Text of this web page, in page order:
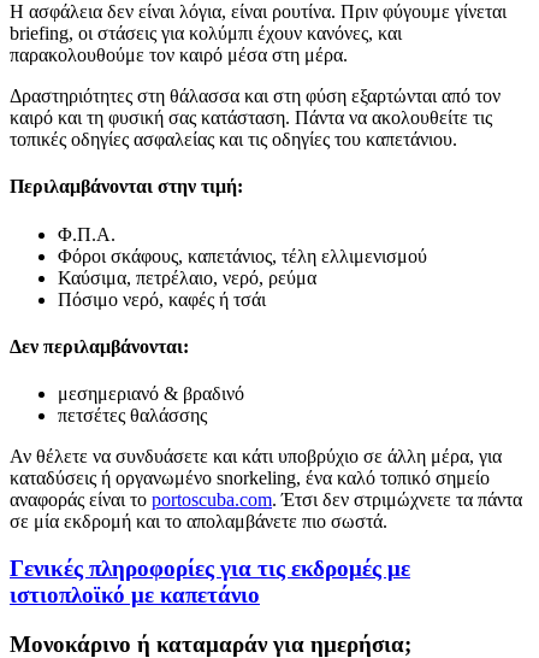
Η ασφάλεια δεν είναι λόγια, είναι ρουτίνα. Πριν φύγουμε γίνεται
briefing, οι στάσεις για κολύμπι έχουν κανόνες, και
παρακολουθούμε τον καιρό μέσα στη μέρα.
Δραστηριότητες στη θάλασσα και στη φύση εξαρτώνται από τον
καιρό και τη φυσική σας κατάσταση. Πάντα να ακολουθείτε τις
τοπικές οδηγίες ασφαλείας και τις οδηγίες του καπετάνιου.
Περιλαμβάνονται στην τιμή:
Φ.Π.Α.
Φόροι σκάφους, καπετάνιος, τέλη ελλιμενισμού
Καύσιμα, πετρέλαιο, νερό, ρεύμα
Πόσιμο νερό, καφές ή τσάι
Δεν περιλαμβάνονται:
μεσημεριανό & βραδινό
πετσέτες θαλάσσης
Αν θέλετε να συνδυάσετε και κάτι υποβρύχιο σε άλλη μέρα, για
καταδύσεις ή οργανωμένο snorkeling, ένα καλό τοπικό σημείο
αναφοράς είναι το portoscuba.com. Έτσι δεν στριμώχνετε τα πάντα
σε μία εκδρομή και το απολαμβάνετε πιο σωστά.
Γενικές πληροφορίες για τις εκδρομές με
ιστιοπλοϊκό με καπετάνιο
Μονοκάρινο ή καταμαράν για ημερήσια;